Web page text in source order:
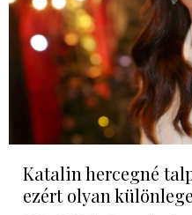
Katalin hercegné
ezért olyan